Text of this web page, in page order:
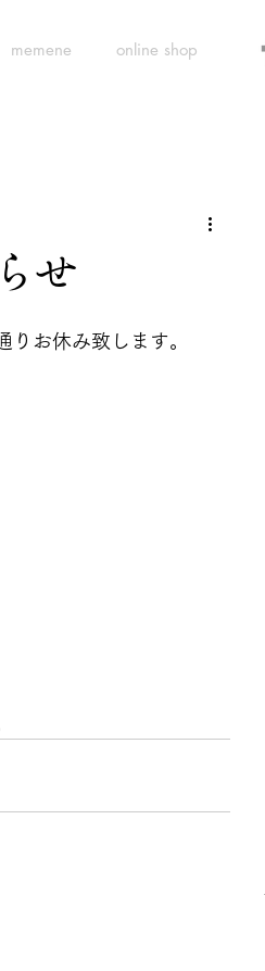
memene online shop
せ
お休み致します。